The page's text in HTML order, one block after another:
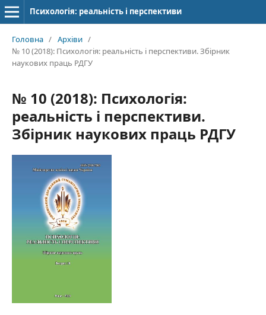
Психологія: реальність і перспективи
Головна / Архіви /
№ 10 (2018): Психологія: реальність і перспективи. Збірник
наукових праць РДГУ
№ 10 (2018): Психологія:
реальність і перспективи.
Збірник наукових праць РДГУ